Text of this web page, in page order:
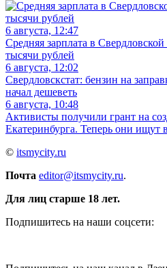
6 августа, 12:47
Средняя зарплата в
тысячи рублей
6 августа, 12:02
Свердловскстат: бензин на
начал дешеветь
6 августа, 10:48
Активисты получили грант на
Екатеринбурга. Теперь они ищут
© itsmycity.ru
Почта editor@itsmycity.ru.
Для лиц старше 18 лет.
Подпишитесь на наши соцсети: